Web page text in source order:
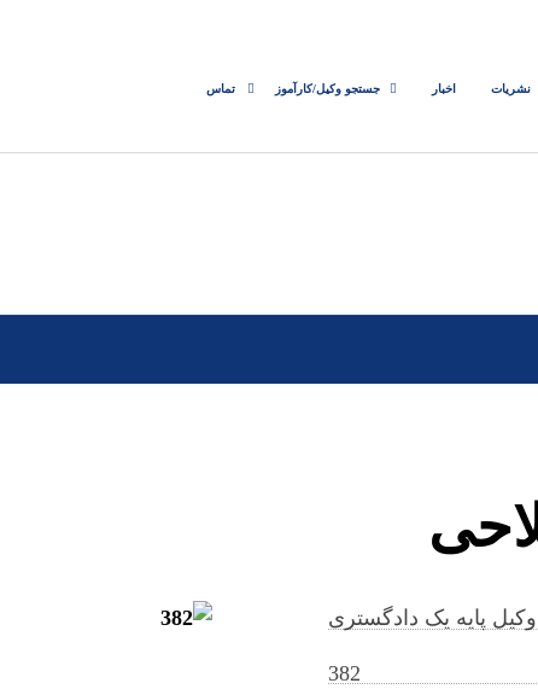
نشریات اخبار جستجو وکیل/کارآموز تماس
وکیل پایه یک دادگستری
382